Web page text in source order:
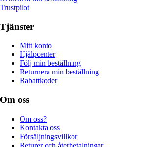
Trustpilot
Tjänster
Mitt konto
Hjälpcenter
Följ min beställning
Returnera min beställning
Rabattkoder
Om oss
Om oss?
Kontakta oss
Försäljningsvillkor
Returer och återbetalningar